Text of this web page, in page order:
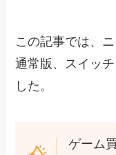
この記事では、
通常版、スイッ
した。
ゲーム